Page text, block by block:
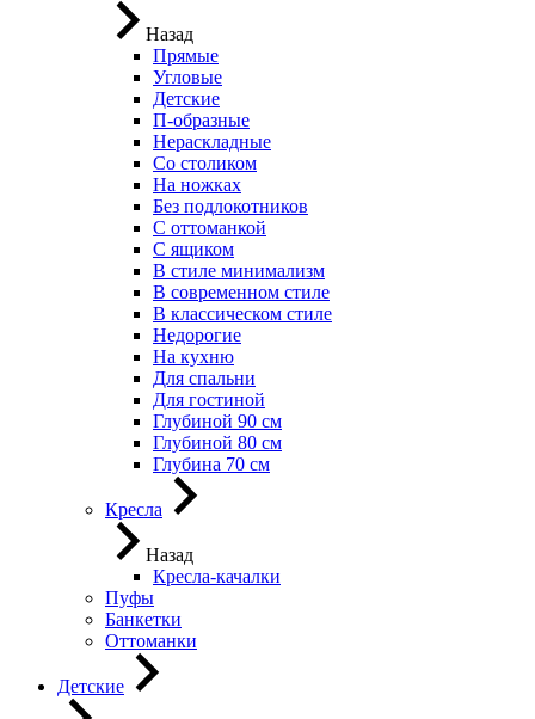
Назад
Прямые
Угловые
Детские
П-образные
Нераскладные
Со столиком
На ножках
Без подлокотников
С оттоманкой
С ящиком
В стиле минимализм
В современном стиле
В классическом стиле
Недорогие
На кухню
Для спальни
Для гостиной
Глубиной 90 см
Глубиной 80 см
Глубина 70 см
Кресла
Назад
Кресла-качалки
Пуфы
Банкетки
Оттоманки
Детские